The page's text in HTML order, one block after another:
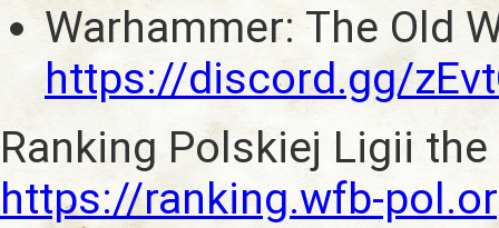
Warhammer: The Old
https://discord.gg/
Ranking Polskiej Ligii
https://ranking.wfb-